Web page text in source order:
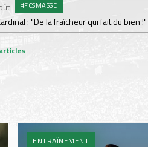
#FCSMASSE
: "De la fraîcheur qui fait du bien !"
ENTRAÎNEMENT